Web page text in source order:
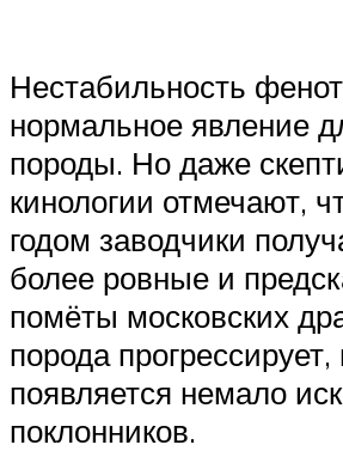
Нестабильность
нормальное явление
породы. Но даже
кинологии отмечают,
годом заводчики
более ровные и
помёты московских
порода
появляется немало
поклонников.